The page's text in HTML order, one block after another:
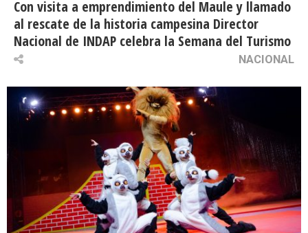
Con visita a emprendimiento del Maule y llamado
al rescate de la historia campesina Director
Nacional de INDAP celebra la Semana del Turismo
NACIONAL